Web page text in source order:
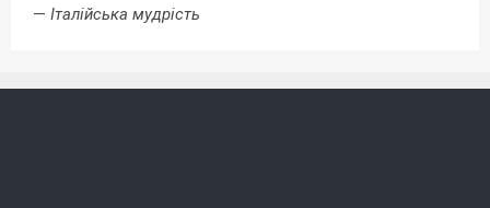
— Італійська мудрість